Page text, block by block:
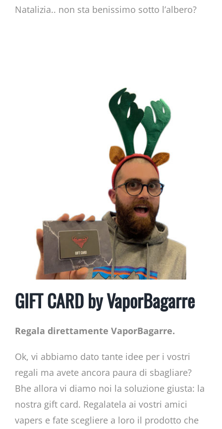
Natalizia.. non sta benissimo sotto l’albero?
GIFT CARD by VaporBagarre
Regala direttamente VaporBagarre.
Ok, vi abbiamo dato tante idee per i vostri
regali ma avete ancora paura di sbagliare?
Bhe allora vi diamo noi la soluzione giusta: la
nostra gift card. Regalatela ai vostri amici
vapers e fate scegliere a loro il prodotto che